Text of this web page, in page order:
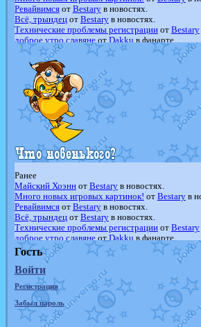
Ревайвимсяот Bestaryв новостях.
Всё, трындецот Bestaryв новостях.
Технические проблемы регистрацииот Bestary
доброе утро славянеот Dakku в фанарте.
Йолда и Мимикью отMavisNyanCatв фанарте.
Недовольный котомангуст
в
The Dark Wishmaker
отRandomon
шадоу спиритомб отilovearceus
в фанарте.
траббишотilovearceusв фанарте.
Raging BoltотGraceDaFox
в фанарте.
Shadow mismagiusотJOK_julia
в фанарте.
художникотvicavicaв фанарте.
Ранее
Майский Хоэннот Bestaryв новостях.
Много новых игровых картинок! от Bestaryв
Ревайвимсяот Bestaryв новостях.
Всё, трындецот Bestaryв новостях.
Технические проблемы регистрацииот Bestary
доброе утро славянеот Dakku в фанарте.
Йолда и МимикьюотMavisNyanCatв фанарте.
Недовольный котомангуст
в
The Dark Wishmaker
отRandomon
шадоу спиритомб
отilovearceus
в фанарте.
траббишотilovearceusв фанарте.
Raging BoltотGraceDaFox
Shadow mismagiusотJOK_julia
в фанарте.
художникот vicavicaв фанарте.
Гость
Войти
Регистрация
Забыл пароль